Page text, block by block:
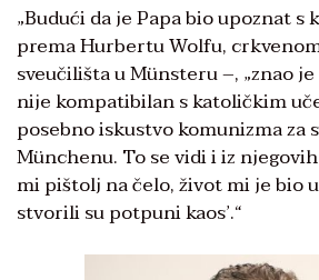
„Budući da je Papa bio upoznat s
prema Hurbertu Wolfu,
sveučilišta u Münsteru –, „znao
nije kompatibilan s katoličkim
posebno iskustvo komunizma za
Münchenu. To se vidi i iz
mi pištolj na čelo, život mi je bio
stvorili su potpuni kaos’.“